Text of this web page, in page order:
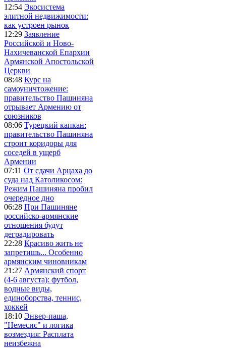
12:54 Экосистема
элитной недвижимости:
как устроен рынок
12:29 Заявление
Российской и Ново-
Нахичеванской Епархии
Армянской Апостольской
Церкви
08:48 Курс на
самоуничтожение:
правительство Пашиняна
отрывает Армению от
союзников
08:06 Турецкий капкан:
правительство Пашиняна
строит коридоры для
соседей в ущерб
Армении
07:11 От сдачи Арцаха до
суда над Католикосом:
Режим Пашиняна пробил
очередное дно
06:28 При Пашиняне
российско-армянские
отношения будут
деградировать
22:28 Красиво жить не
запретишь... Особенно
армянским чиновникам
21:27 Армянский спорт
(4-6 августа): футбол,
водные виды,
единоборства, теннис,
хоккей
18:10 Энвер-паша,
"Немесис" и логика
возмездия: Расплата
неизбежна